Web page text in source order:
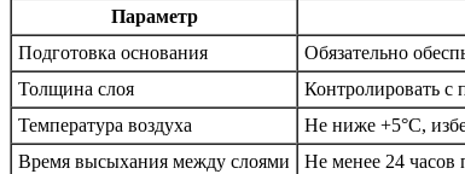
Параметр
Подготовка основания
Обязательно
Толщина слоя
Контролировать с
Температура воздуха
Не ниже +5°C,
Время высыхания между слоями
Не менее 24 часов